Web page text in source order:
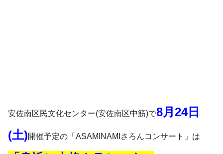
安佐南区民文化センター(安佐南区中筋)で8月24日
(土)開催予定の「ASAMINAMIさろんコンサート」は